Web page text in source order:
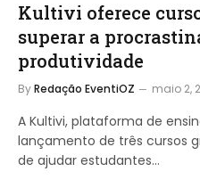
Kultivi oferece
superar a
produtividade
ByRedação EventiOZ maio 2,
A Kultivi, plataforma de
lançamento de três cursos
de ajudar estudantes…